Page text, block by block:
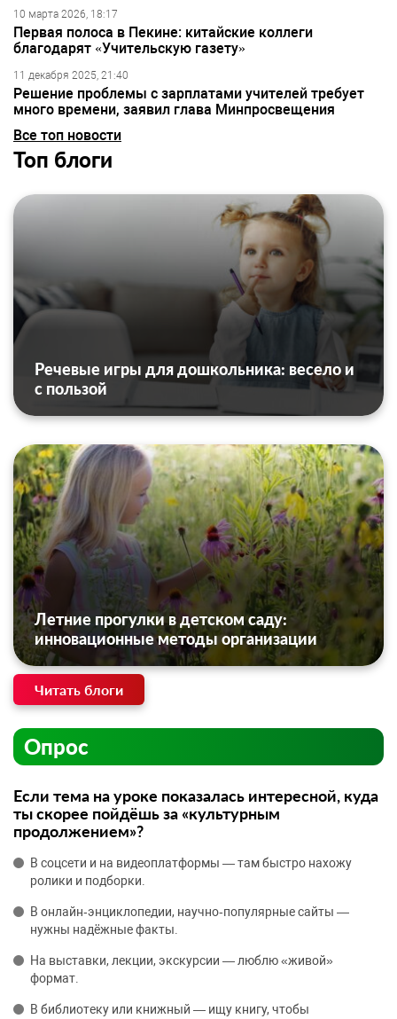
10 марта 2026, 18:17
Первая полоса в Пекине: китайские коллеги
благодарят «Учительскую газету»
11 декабря 2025, 21:40
Решение проблемы с зарплатами учителей требует
много времени, заявил глава Минпросвещения
Все топ новости
Топ блоги
Речевые игры для дошкольника: весело и
с пользой
Летние прогулки в детском саду:
инновационные методы организации
Читать блоги
Опрос
Если тема на уроке показалась интересной, куда
ты скорее пойдёшь за «культурным
продолжением»?
В соцсети и на видеоплатформы — там быстро нахожу
ролики и подборки.
В онлайн‑энциклопедии, научно‑популярные сайты —
нужны надёжные факты.
На выставки, лекции, экскурсии — люблю «живой»
формат.
В библиотеку или книжный — ищу книгу, чтобы